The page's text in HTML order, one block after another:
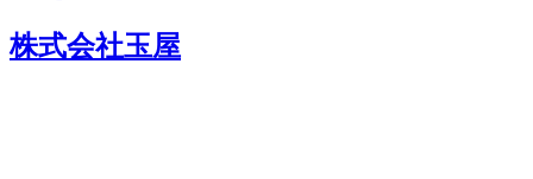
株式会社玉屋